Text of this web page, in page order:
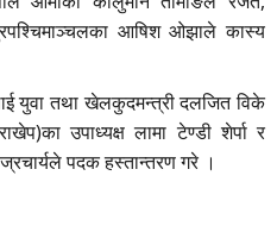
आषिश ओझाले कास्य
युवा तथा खेलकुदमन्त्री दलजित विके
उपाध्यक्ष लामा टेण्डी शेर्पा र
पदक हस्तान्तरण गरे ।